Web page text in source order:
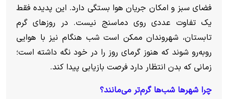
فضای سبز و امکان جریان هوا بستگی دارد. این پدیده فقط
یک تفاوت عددی روی دماسنج نیست. در روز‌های گرم
تابستان، شهروندان ممکن است شب هنگام نیز با هوایی
روبه‌رو شوند که هنوز گرمای روز را در خود نگه داشته است؛
زمانی که بدن انتظار دارد فرصت بازیابی پیدا کند.
چرا شهر‌ها شب‌ها گرم‌تر می‌مانند؟